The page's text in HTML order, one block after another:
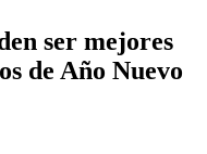
ser mejores
de Año Nuevo